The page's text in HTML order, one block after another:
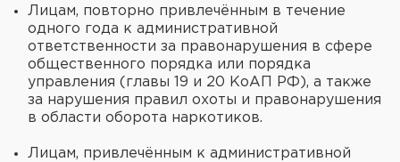
Лицам, повторно привлечённым в течение
одного года к административной
ответственности за правонарушения в сфере
общественного порядка или порядка
управления (главы 19 и 20 КоАП РФ), а также
за нарушения правил охоты и правонарушения
в области оборота наркотиков.
Лицам, привлечённым к административной